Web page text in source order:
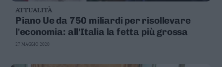
ATTUALITÀ
Piano Ue da 750 miliardi per risollevare
l'economia: all'Italia la fetta più grossa
27 MAGGIO 2020